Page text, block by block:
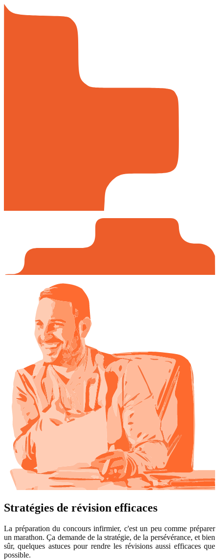
Stratégies de révision efficaces
La préparation du concours infirmier, c'est un peu comme préparer
un marathon. Ça demande de la stratégie, de la persévérance, et bien
sûr, quelques astuces pour rendre les révisions aussi efficaces que
possible.